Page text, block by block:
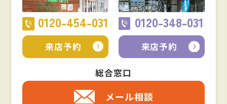
0120-454-031
来店予約
0120-348-031
来店予約
総合窓口
メール相談